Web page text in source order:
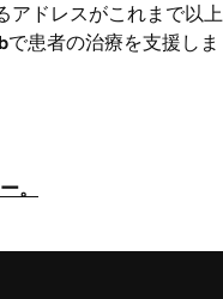
アドレスがこれまで以上
で患者の治療を支援しま
。